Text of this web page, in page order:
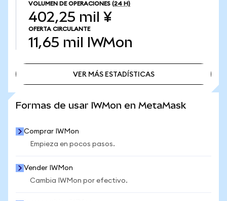
VOLUMEN DE OPERACIONES (24 H)
402,25 mil ¥
OFERTA CIRCULANTE
11,65 mil IWMon
VER MÁS ESTADÍSTICAS
Formas de usar IWMon en MetaMask
Comprar IWMon
Empieza en pocos pasos.
Vender IWMon
Cambia IWMon por efectivo.